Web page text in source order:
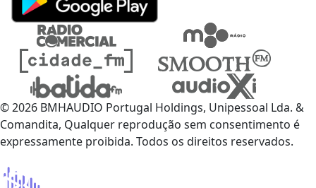
© 2026 BMHAUDIO Portugal Holdings, Unipessoal Lda. &
Comandita, Qualquer reprodução sem consentimento é
expressamente proibida. Todos os direitos reservados.